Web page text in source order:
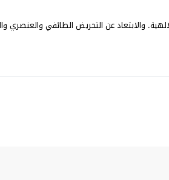
والابتعاد عن التحريض الطائفي والعنصري